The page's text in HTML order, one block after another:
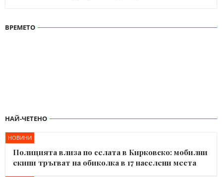
ВРЕМЕТО
НАЙ-ЧЕТЕНО
НОВИНИ
Полицията влиза по селата в Кирковско: мобилни
екипи тръгват на обиколка в 17 населени места